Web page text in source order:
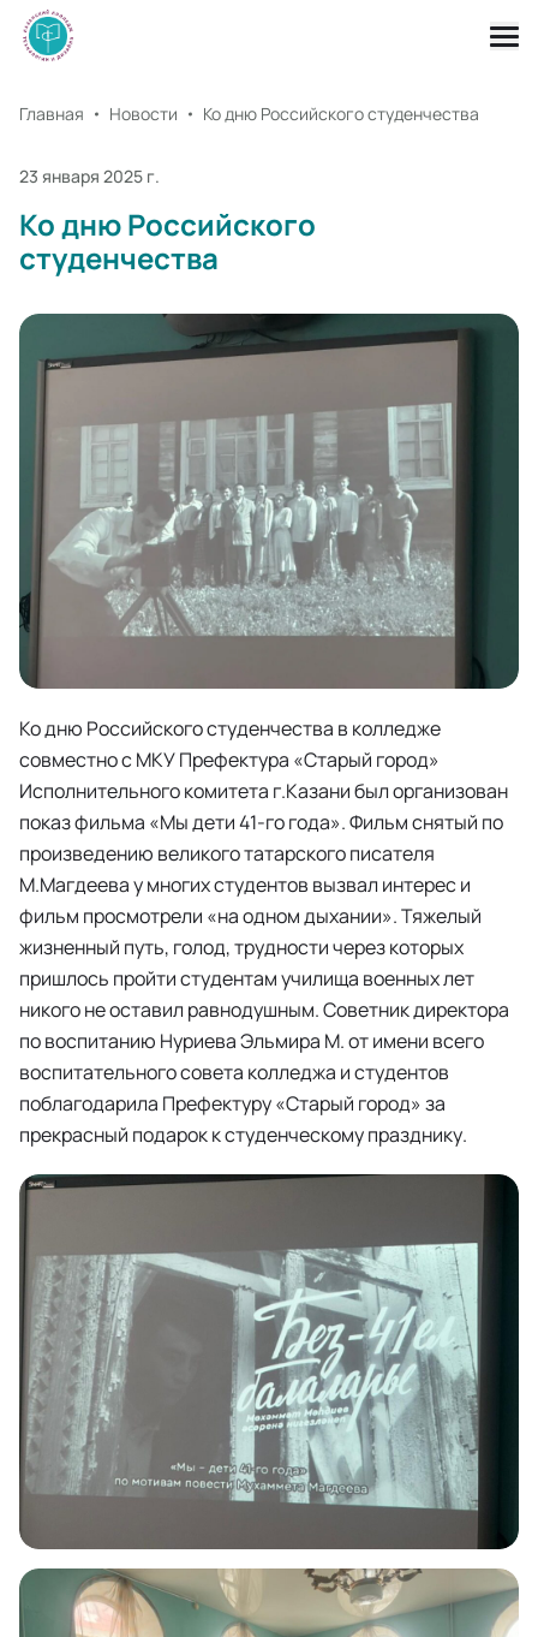
Главная Новости Ко дню Российского студенчества
23 января 2025 г.
Ко дню Российского
студенчества
Ко дню Российского студенчества в колледже
совместно с МКУ Префектура «Старый город»
Исполнительного комитета г.Казани был организован
показ фильма «Мы дети 41-го года». Фильм снятый по
произведению великого татарского писателя
М.Магдеева у многих студентов вызвал интерес и
фильм просмотрели «на одном дыхании». Тяжелый
жизненный путь, голод, трудности через которых
пришлось пройти студентам училища военных лет
никого не оставил равнодушным. Советник директора
по воспитанию Нуриева Эльмира М. от имени всего
воспитательного совета колледжа и студентов
поблагодарила Префектуру «Старый город» за
прекрасный подарок к студенческому празднику.